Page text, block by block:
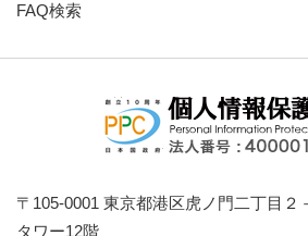
FAQ検索
〒105-0001 東京都港区虎ノ門二丁目
タワー12階